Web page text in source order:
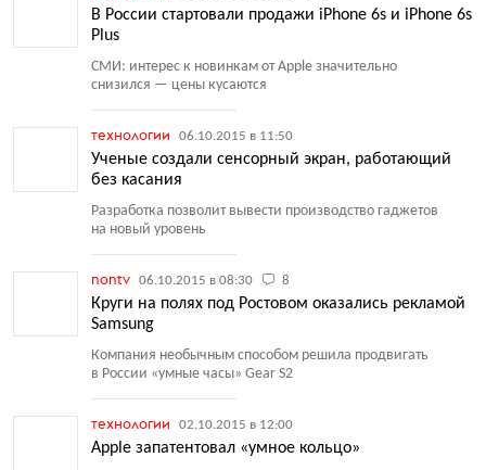
В России стартовали продажи iPhone 6s и iPhone 6s
Plus
СМИ: интерес к новинкам от Apple значительно
снизился — цены кусаются
технологии 06.10.2015 в 11:50
Ученые создали сенсорный экран, работающий
без касания
Разработка позволит вывести производство гаджетов
на новый уровень
nontv 06.10.2015 в 08:30 8
Круги на полях под Ростовом оказались рекламой
Samsung
Компания необычным способом решила продвигать
в России «умные часы» Gear S2
технологии 02.10.2015 в 12:00
Apple запатентовал «умное кольцо»